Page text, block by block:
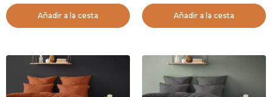
Añadir a la cesta Añadir a la cesta